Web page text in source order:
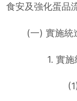
食安及強化蛋品
(一) 實施統
1. 實